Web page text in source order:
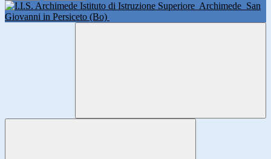
Istituto di Istruzione Superiore Archimede San
Giovanni in Persiceto (Bo)